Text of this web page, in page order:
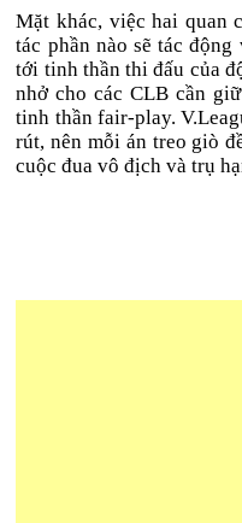
Mặt khác, việc hai quan
tác phần nào sẽ tác
tới tinh thần thi đấu của
nhở cho các CLB cần
tinh thần fair-play.
rút, nên mỗi án treo giò
cuộc đua vô địch và trụ